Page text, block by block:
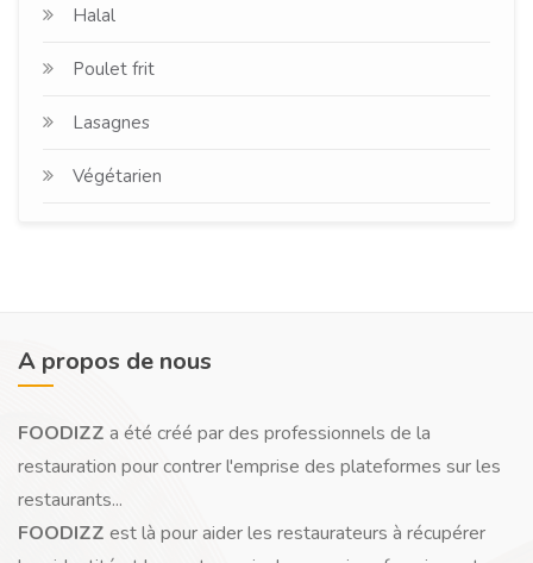
Halal
Poulet frit
Lasagnes
Végétarien
A propos de nous
FOODIZZ a été créé par des professionnels de la
restauration pour contrer l'emprise des plateformes sur les
restaurants...
FOODIZZ est là pour aider les restaurateurs à récupérer